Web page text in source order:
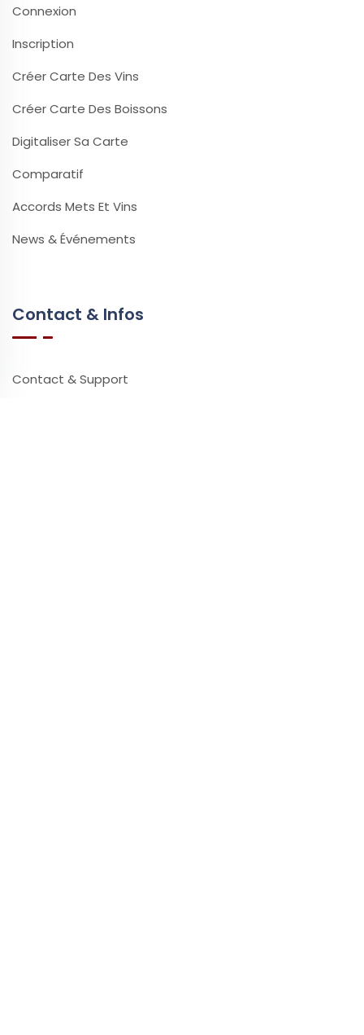
Connexion
Inscription
Créer Carte Des Vins
Créer Carte Des Boissons
Digitaliser Sa Carte
Comparatif
Accords Mets Et Vins
News & Événements
Contact & Infos
Contact & Support